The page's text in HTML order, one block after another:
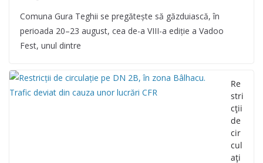
Comuna Gura Teghii se pregătește să găzduiască, în
perioada 20–23 august, cea de-a VIII-a ediție a Vadoo
Fest, unul dintre
Re
stri
cții
de
cir
cul
ați